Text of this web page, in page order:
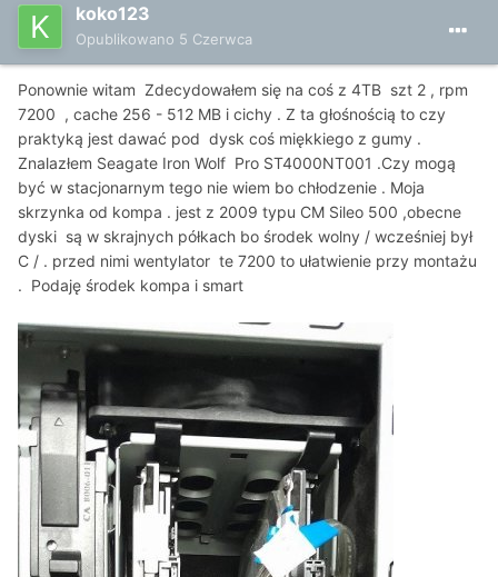
koko123
Opublikowano 5 Czerwca
Ponownie witam Zdecydowałem się na coś z 4TB szt 2 , rpm
7200 , cache 256 - 512 MB i cichy . Z ta głośnością to czy
praktyką jest dawać pod dysk coś miękkiego z gumy .
Znalazłem Seagate Iron Wolf Pro ST4000NT001 .Czy mogą
być w stacjonarnym tego nie wiem bo chłodzenie . Moja
skrzynka od kompa . jest z 2009 typu CM Sileo 500 ,obecne
dyski są w skrajnych półkach bo środek wolny / wcześniej był
C / . przed nimi wentylator te 7200 to ułatwienie przy montażu
. Podaję środek kompa i smart